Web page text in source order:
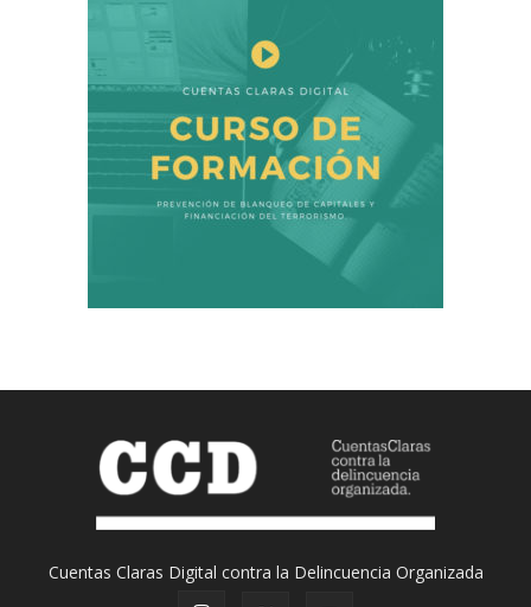
Cuentas Claras Digital contra la Delincuencia Organizada